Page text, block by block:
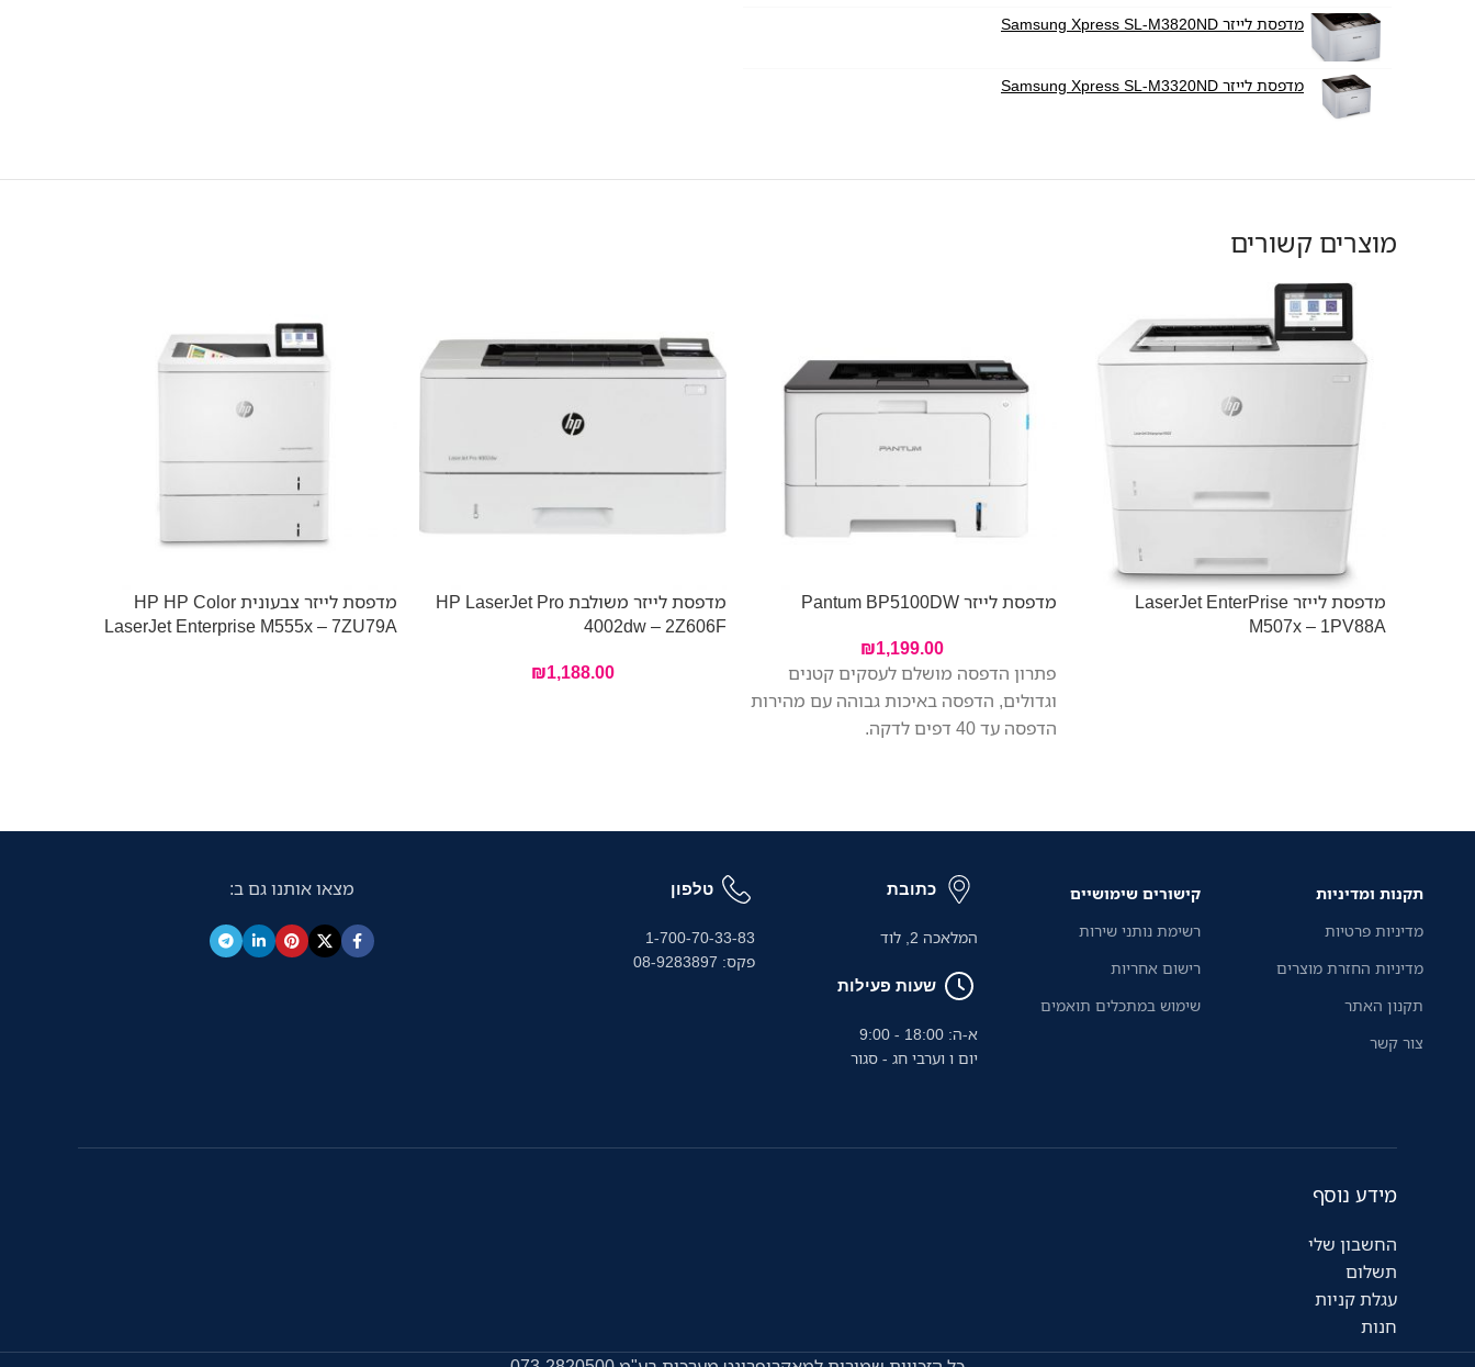
מדפסת לייזר Samsung Xpress SL-M3820ND
מדפסת לייזר Samsung Xpress SL-M3320ND
מוצרים קשורים
מדפסת לייזר LaserJet EnterPrise
M507x – 1PV88A
מדפסת לייזר Pantum BP5100DW
₪1,199.00
פתרון הדפסה מושלם לעסקים קטנים
וגדולים, הדפסה באיכות גבוהה עם מהירות
הדפסה עד 40 דפים לדקה.
מדפסת לייזר משולבת HP LaserJet Pro
4002dw – 2Z606F
₪1,188.00
מדפסת לייזר צבעונית HP HP Color
LaserJet Enterprise M555x – 7ZU79A
מסמכים
תקנות ומדיניות
מדיניות פרטיות
מדיניות החזרת מוצרים
תקנון האתר
צור קשר
קישורים שימושיים
רשימת נותני שירות
רישום אחריות
שימוש במתכלים תואמים
כתובת
המלאכה 2, לוד
שעות פעילות
א-ה: 18:00 - 9:00
יום ו וערבי חג - סגור
טלפון
1-700-70-33-83
פקס: 08-9283897
מצאו אותנו גם ב:
מידע נוסף
החשבון שלי
תשלום
עגלת קניות
חנות